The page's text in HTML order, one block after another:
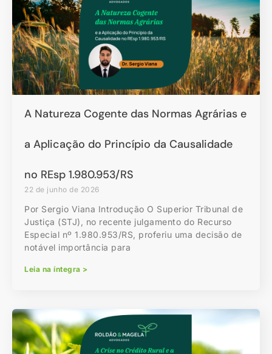
A Natureza Cogente das Normas Agrárias e
a Aplicação do Princípio da Causalidade
no REsp 1.980.953/RS
22 de junho de 2026
Por Sergio Viana Introdução O Superior Tribunal de
Justiça (STJ), no recente julgamento do Recurso
Especial nº 1.980.953/RS, proferiu uma decisão de
notável importância para
Leia na íntegra >